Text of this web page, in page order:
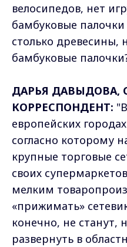
велосипедов, нет
бамбуковые палочки
столько древесины,
бамбуковые
ДАРЬЯ ДАВЫДОВА,
КОРРЕСПОНДЕНТ:
европейских
согласно которому
крупные торговые
своих
мелким
«прижимать»
конечно, не станут,
развернуть в